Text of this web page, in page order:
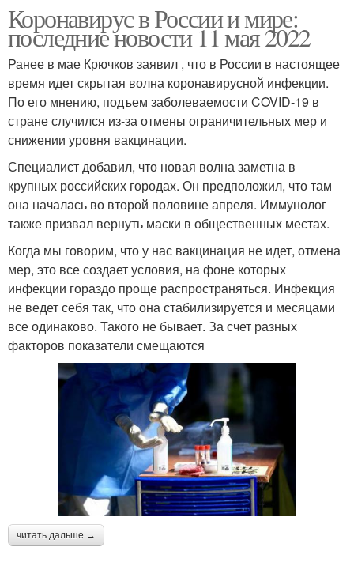
Коронавирус в России и мире:
последние новости 11 мая 2022
Ранее в мае Крючков заявил , что в России в настоящее
время идет скрытая волна коронавирусной инфекции.
По его мнению, подъем заболеваемости COVID-19 в
стране случился из-за отмены ограничительных мер и
снижении уровня вакцинации.
Специалист добавил, что новая волна заметна в
крупных российских городах. Он предположил, что там
она началась во второй половине апреля. Иммунолог
также призвал вернуть маски в общественных местах.
Когда мы говорим, что у нас вакцинация не идет, отмена
мер, это все создает условия, на фоне которых
инфекции гораздо проще распространяться. Инфекция
не ведет себя так, что она стабилизируется и месяцами
все одинаково. Такого не бывает. За счет разных
факторов показатели смещаются
читать дальше →